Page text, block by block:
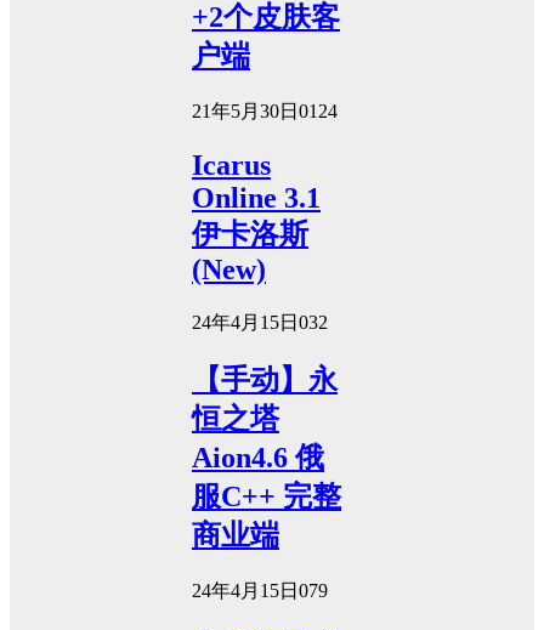
+2个皮肤客
户端
21年5月30日 0124
Icarus
Online 3.1
伊卡洛斯
(New)
24年4月15日 032
【手动】永
恒之塔
Aion4.6 俄
服C++ 完整
商业端
24年4月15日 079